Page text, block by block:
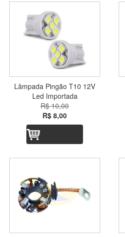
Lâmpada Pingão T10 12V
Led Importada
R$ 10,00
R$ 8,00